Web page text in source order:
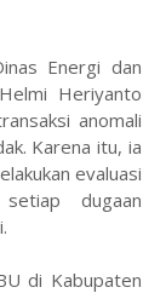
Energi dan
Heriyanto
anomali
Karena itu, ia
evaluasi
dugaan
di Kabupaten